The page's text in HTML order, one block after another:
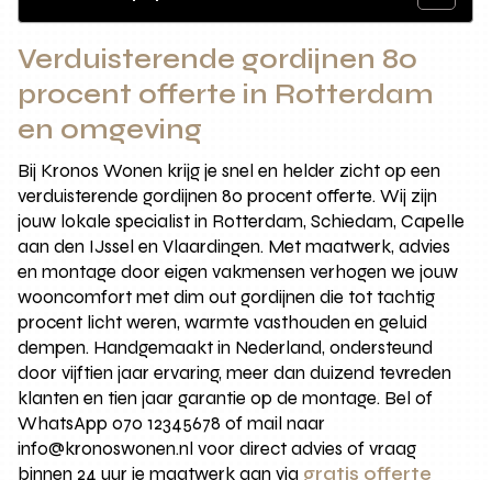
Verduisterende gordijnen 80
procent offerte in Rotterdam
en omgeving
Bij Kronos Wonen krijg je snel en helder zicht op een
verduisterende gordijnen 80 procent offerte. Wij zijn
jouw lokale specialist in Rotterdam, Schiedam, Capelle
aan den IJssel en Vlaardingen. Met maatwerk, advies
en montage door eigen vakmensen verhogen we jouw
wooncomfort met dim out gordijnen die tot tachtig
procent licht weren, warmte vasthouden en geluid
dempen. Handgemaakt in Nederland, ondersteund
door vijftien jaar ervaring, meer dan duizend tevreden
klanten en tien jaar garantie op de montage. Bel of
WhatsApp 070 12345678 of mail naar
info@kronoswonen.nl voor direct advies of vraag
binnen 24 uur je maatwerk aan via gratis offerte